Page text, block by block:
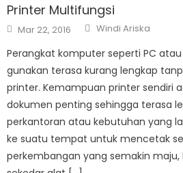
Printer Multifungsi
Posted
on
Mar 22, 2016 Author
Windi Ariska
Perangkat komputer seperti PC
gunakan terasa kurang lengkap
printer. Kemampuan printer sendiri
dokumen penting sehingga terasa
perkantoran atau kebutuhan yang
ke suatu tempat untuk mencetak
perkembangan yang semakin maju,